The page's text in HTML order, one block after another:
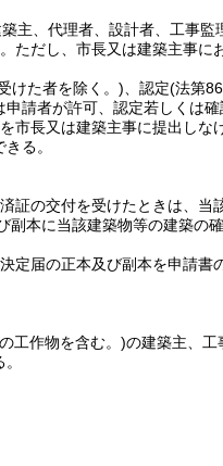
主、代理者、設計者、工事
ただし、市長又は建築主事に
けた者を除く。) 、認定(法第
請者が許可、認定若しくは
市長又は建築主事に提出しな
る。
の交付を受けたときは、当
副本に当該建築物等の建築の
定届の正本及び副本を申請
工作物を含む。)の建築主、工